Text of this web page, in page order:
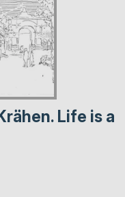
Life is a